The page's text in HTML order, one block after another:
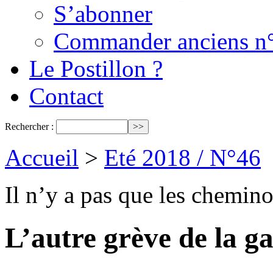
S’abonner
Commander anciens
Le Postillon ?
Contact
Rechercher :
Accueil > Eté 2018 / N°46
Il n’y a pas que les
L’autre grève de la